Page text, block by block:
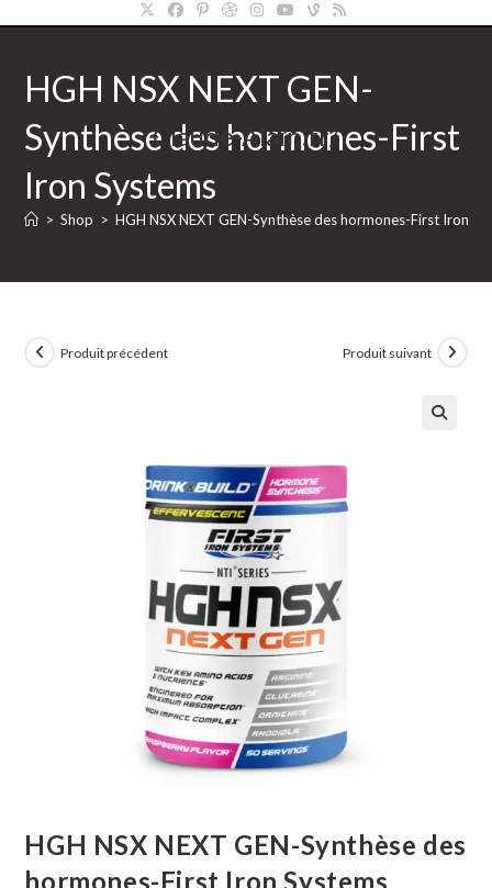
Claude-Alain.fr/
HGH NSX NEXT GEN-
Synthèse des hormones-First
Iron Systems
> Shop > HGH NSX NEXT GEN-Synthèse des hormones-First Iron
Produit précédent Produit suivant
HGH NSX NEXT GEN-Synthèse des
hormones-First Iron Systems